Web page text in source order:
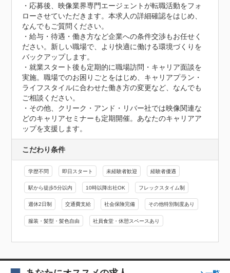
・応募後、映像業界専門エージェントが転職活動をフォ
ローさせていただきます。本求人の詳細確認をはじめ、
なんでもご質問ください。
・給与・待遇・働き方など企業への条件交渉もお任せく
ださい。新しい職場で、より快適に働ける環境づくりを
バックアップします。
・就業スタート後も定期的に職場訪問・キャリア面談を
実施。職場でのお困りごとをはじめ、キャリアプラン・
ライフスタイルに合わせた働き方の変更など、なんでも
ご相談ください。
・その他、クリーク・アンド・リバー社では映像関連な
どのキャリアセミナーも定期開催。あなたのキャリアア
ップを支援します。
こだわり条件
学歴不問 即日スタート 未経験者歓迎 経験者優遇
駅から徒歩5分以内 10時以降出社OK フレックスタイム制
週休2日制 交通費支給 社会保険完備 その他特別制度あり
服装・髪型・髪色自由 社員食堂・休憩スペースあり